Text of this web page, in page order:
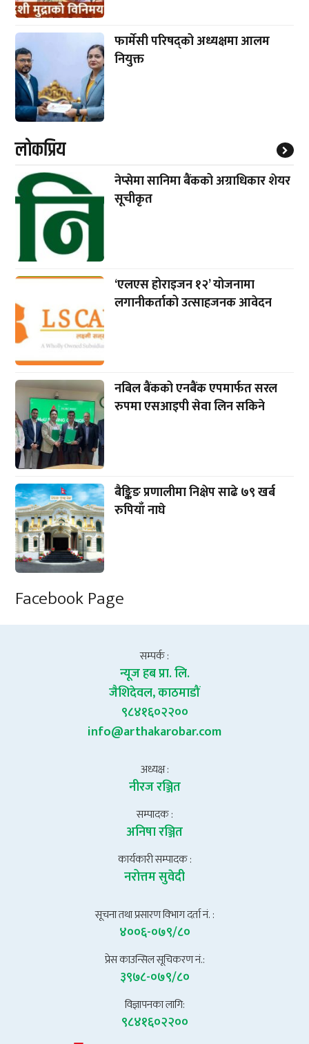
फार्मेसी परिषद्को अध्यक्षमा आलम
नियुक्त
लाेकप्रिय
नेप्सेमा सानिमा बैंकको अग्राधिकार शेयर
सूचीकृत
‘एलएस होराइजन १२’ योजनामा
लगानीकर्ताको उत्साहजनक आवेदन
नबिल बैंकको एनबैंक एपमार्फत सरल
रुपमा एसआइपी सेवा लिन सकिने
बैङ्किङ प्रणालीमा निक्षेप साढे ७९ खर्ब
रुपियाँ नाघे
Facebook Page
सम्पर्क :
न्यूज हब प्रा. लि.
जैशिदेवल, काठमाडौं
९८४१६०२२००
info@arthakarobar.com
अध्यक्ष :
नीरज रञ्जित
सम्पादक :
अनिषा रञ्जित
कार्यकारी सम्पादक :
नरोत्तम सुवेदी
सूचना तथा प्रसारण विभाग दर्ता नं. :
४००६-०७९/८०
प्रेस काउन्सिल सूचिकरण नं.:
३९७८-०७९/८०
विज्ञापनका लागि:
९८४१६०२२००